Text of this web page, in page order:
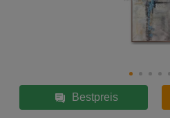
Bestpreis